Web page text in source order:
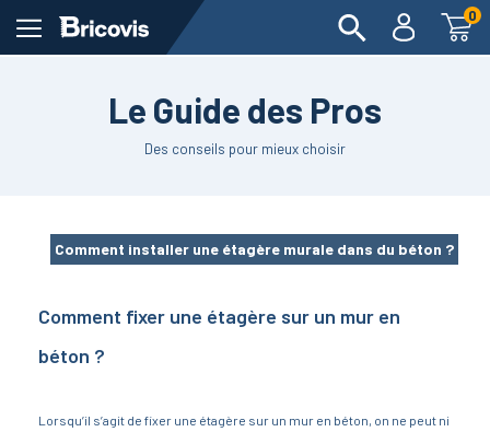
0
Le Guide des Pros
Des conseils pour mieux choisir
Comment installer une étagère murale dans du béton ?
Comment fixer une étagère sur un mur en
béton ?
Lorsqu’il s’agit de fixer une étagère sur un mur en béton, on ne peut ni